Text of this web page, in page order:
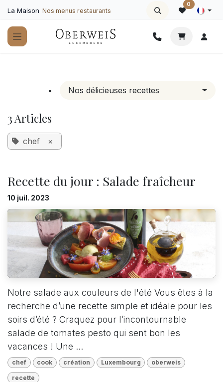
La Maison Nos menus restaurants
0
Nos délicieuses recettes
3 Articles
chef ×
Recette du jour : Salade fraîcheur
10 juil. 2023
Notre salade aux couleurs de l'été Vous êtes à la
recherche d’une recette simple et idéale pour les
soirs d’été ? Craquez pour l’incontournable
salade de tomates pesto qui sent bon les
vacances ! Une ...
chef cook création Luxembourg oberweis
recette